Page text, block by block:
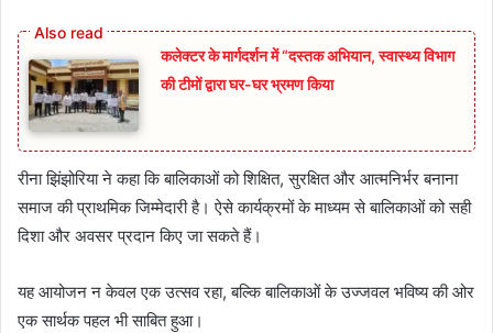
कलेक्टर के मार्गदर्शन में “दस्तक अभियान,‌ स्वास्थ्य विभाग
की टीमों द्वारा घर-घर भ्रमण किया
रीना झिंझोरिया ने कहा कि बालिकाओं को शिक्षित, सुरक्षित और आत्मनिर्भर बनाना
समाज की प्राथमिक जिम्मेदारी है। ऐसे कार्यक्रमों के माध्यम से बालिकाओं को सही
दिशा और अवसर प्रदान किए जा सकते हैं।
यह आयोजन न केवल एक उत्सव रहा, बल्कि बालिकाओं के उज्जवल भविष्य की ओर
एक सार्थक पहल भी साबित हुआ।